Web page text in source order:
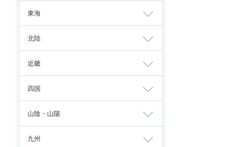
東海
北陸
近畿
四国
山陰・山陽
九州